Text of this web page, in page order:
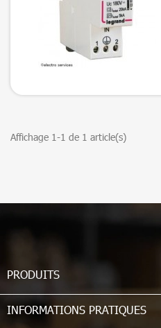
Affichage 1-1 de 1 article(s)
PRODUITS
INFORMATIONS PRATIQUES